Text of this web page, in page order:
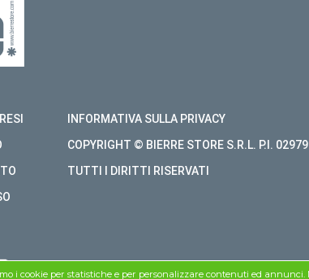
INFORMATIVA SULLA PRIVACY
COPYRIGHT © BIERRE STORE S.R.L. P.I.
TUTTI I DIRITTI RISERVATI
i cookie per statistiche e per personalizzare contenuti ed